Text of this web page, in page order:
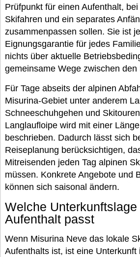
Prüfpunkt für einen Aufenthalt,
Skifahren und ein separates
zusammenpassen sollen. Sie ist
Eignungsgarantie für jedes
nichts über aktuelle
gemeinsame Wege zwischen den
Für Tage abseits der alpinen
Misurina-Gebiet unter anderem
Schneeschuhgehen und
Langlaufloipe wird mit einer
beschrieben. Dadurch lässt sich
Reiseplanung berücksichtigen,
Mitreisenden jeden Tag alpinen
müssen. Konkrete Angebote und
können sich saisonal ändern.
Welche
Aufenthalt passt
Wenn Misurina Neve das lokale
Aufenthalts ist, ist eine Unterkunft